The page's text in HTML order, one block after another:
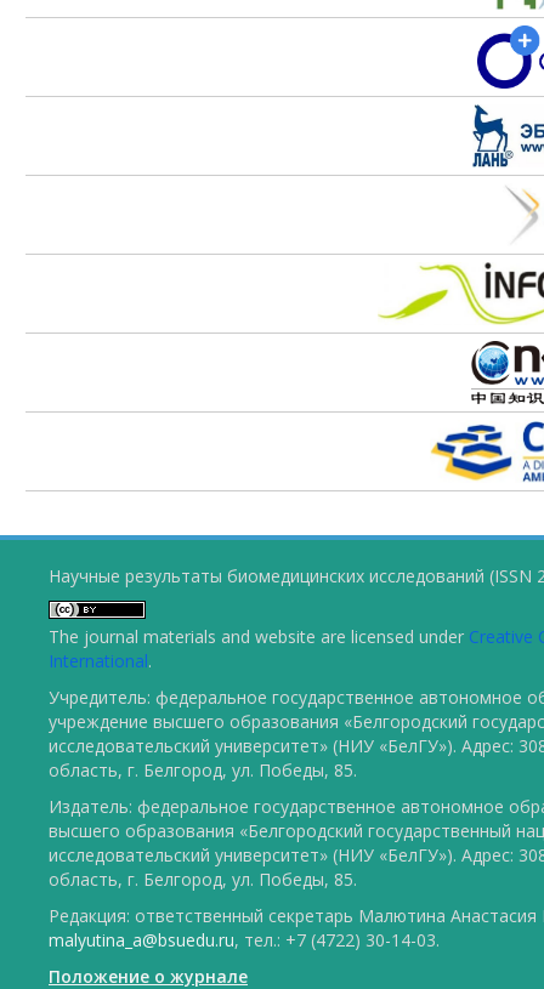
Научные результаты биомедицинских исследований (ISSN
The journal materials and website are licensed under Creative
International.
Учредитель: федеральное государственное автономное
учреждение высшего образования «Белгородский
исследовательский университет» (НИУ «БелГУ»). Адрес:
область, г. Белгород, ул. Победы, 85.
Издатель: федеральное государственное автономное
высшего образования «Белгородский государственный
исследовательский университет» (НИУ «БелГУ»). Адрес:
область, г. Белгород, ул. Победы, 85.
Редакция: ответственный секретарь Малютина
malyutina_a@bsuedu.ru, тел.: +7 (4722) 30-14-03.
Положение о журнале